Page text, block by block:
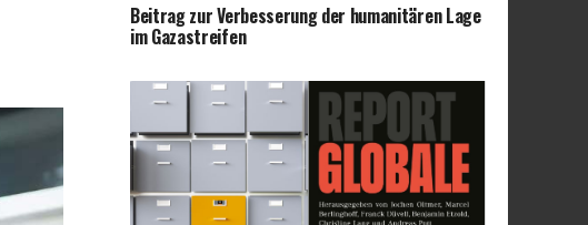
Beitrag zur Verbesserung der humanitären Lage
im Gazastreifen